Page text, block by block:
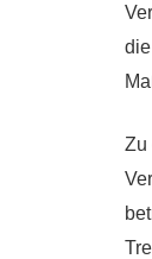
Zu